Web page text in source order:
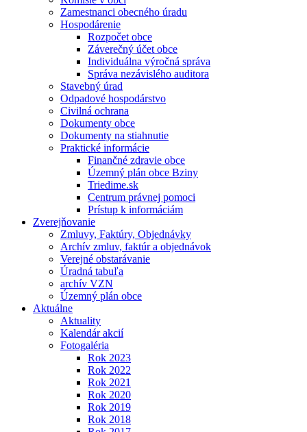
Zamestnanci obecného úradu
Hospodárenie
Rozpočet obce
Záverečný účet obce
Individuálna výročná správa
Správa nezávislého auditora
Stavebný úrad
Odpadové hospodárstvo
Civilná ochrana
Dokumenty obce
Dokumenty na stiahnutie
Praktické informácie
Finančné zdravie obce
Územný plán obce Bziny
Triedime.sk
Centrum právnej pomoci
Prístup k informáciám
Zverejňovanie
Zmluvy, Faktúry, Objednávky
Archív zmluv, faktúr a objednávok
Verejné obstarávanie
Úradná tabuľa
archív VZN
Územný plán obce
Aktuálne
Aktuality
Kalendár akcií
Fotogaléria
Rok 2023
Rok 2022
Rok 2021
Rok 2020
Rok 2019
Rok 2018